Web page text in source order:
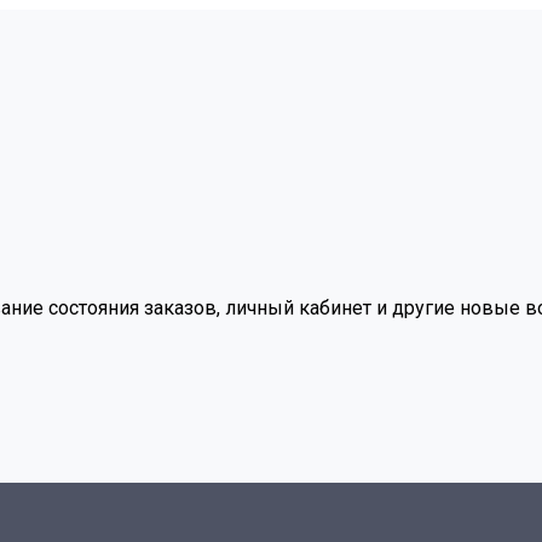
состояния заказов, личный кабинет и другие новые